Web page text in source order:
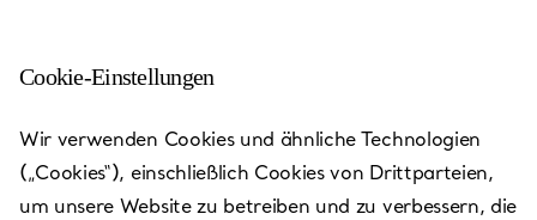
Shinjuku Isetan 4th Floor
Heute bis 20:00 geöffnet
Cookie-Einstellungen
Wir verwenden Cookies und ähnliche Technologien
(„Cookies“), einschließlich Cookies von Drittparteien,
um unsere Website zu betreiben und zu verbessern, die